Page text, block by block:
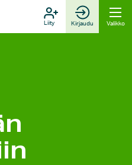
Liity Kirjaudu Valikko